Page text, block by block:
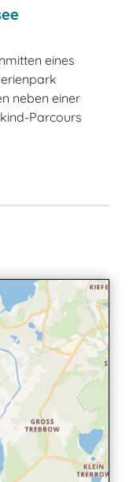
eines
neben einer
Parcours